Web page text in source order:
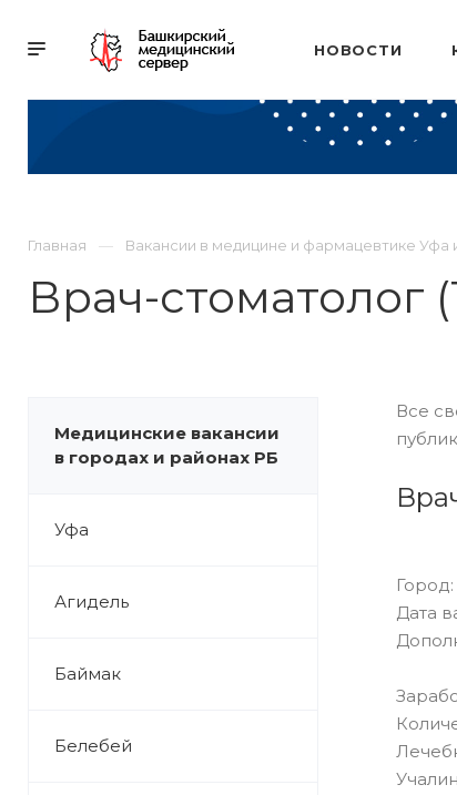
НОВОСТИ
Главная Вакансии в медицине и фармацевтике Уфа
Врач-стоматолог
Медицинские вакансии
в городах и районах РБ
Уфа
Агидель
Баймак
Белебей
Все
Дата